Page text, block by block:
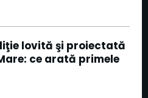
lovită şi proiectată
ce arată primele